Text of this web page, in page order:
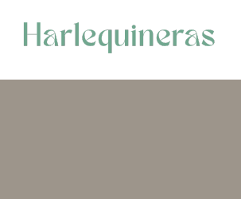
contenido